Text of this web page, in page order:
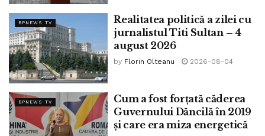
BPNEWS TV
Realitatea politică a zilei cu
jurnalistul Titi Sultan – 4
august 2026
by Florin Olteanu 2026-08-04
BPNEWS TV
Cum a fost forțată căderea
Guvernului Dăncilă în 2019
și care era miza energetică